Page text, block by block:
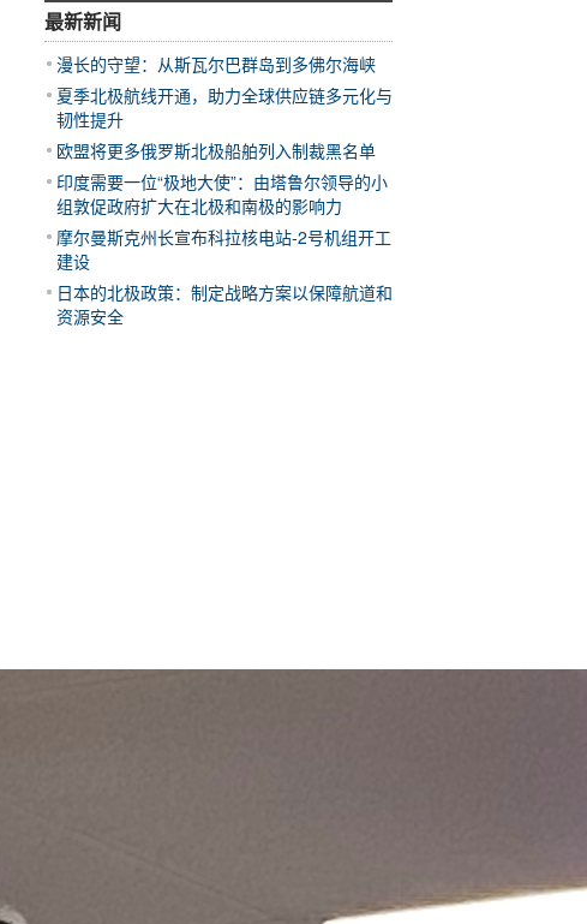
最新新闻
漫长的守望：从斯瓦尔巴群岛到多佛尔海峡
夏季北极航线开通，助力全球供应链多元化与
韧性提升
欧盟将更多俄罗斯北极船舶列入制裁黑名单
印度需要一位“极地大使”：由塔鲁尔领导的小
组敦促政府扩大在北极和南极的影响力
摩尔曼斯克州长宣布科拉核电站-2号机组开工
建设
日本的北极政策：制定战略方案以保障航道和
资源安全